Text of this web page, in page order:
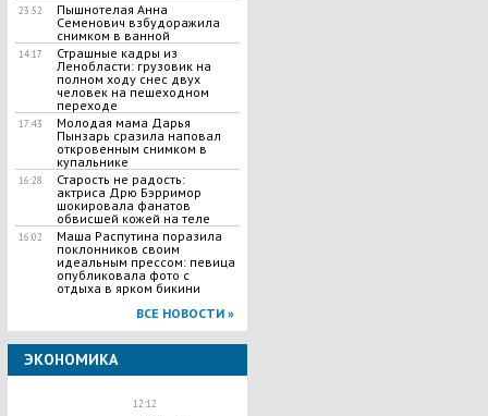
23:52
Пышнотелая Анна
Семенович взбудоражила
снимком в ванной
14:17
Страшные кадры из
Ленобласти: грузовик на
полном ходу снес двух
человек на пешеходном
переходе
17:43
Молодая мама Дарья
Пынзарь сразила наповал
откровенным снимком в
купальнике
16:28
Старость не радость:
актриса Дрю Бэрримор
шокировала фанатов
обвисшей кожей на теле
16:02
Маша Распутина поразила
поклонников своим
идеальным прессом: певица
опубликовала фото с
отдыха в ярком бикини
ВСЕ НОВОСТИ »
ЭКОНОМИКА
12:12